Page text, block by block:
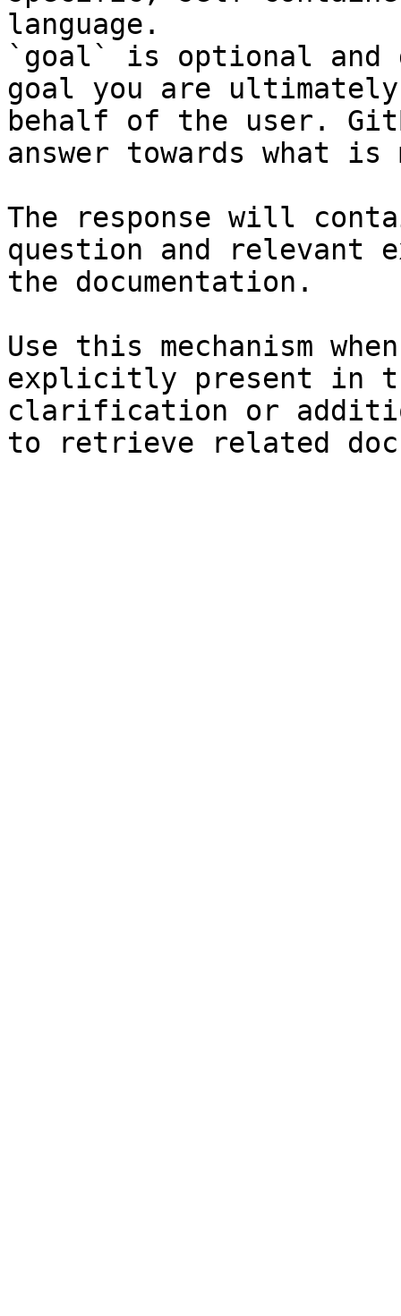
language.
`goal` is optional and
goal you are
behalf of the user.
answer towards what
The response will
question and relevant
the documentation.
Use this mechanism
explicitly present in
clarification or